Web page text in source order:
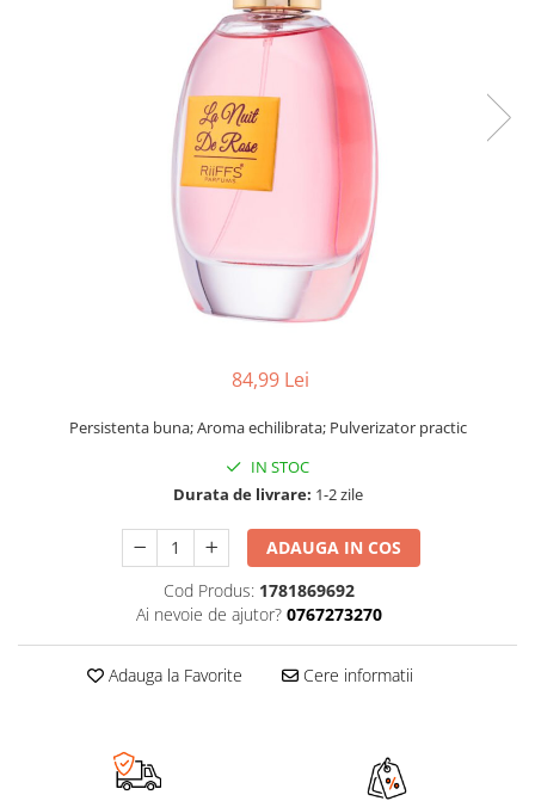
84,99 Lei
Persistenta buna; Aroma echilibrata; Pulverizator practic
IN STOC
Durata de livrare: 1-2 zile
ADAUGA IN COS
Cod Produs: 1781869692
Ai nevoie de ajutor? 0767273270
Adauga la Favorite Cere informatii